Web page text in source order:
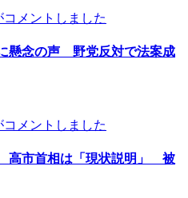
メントしました
懸念の声 野党反対で法案成
メントしました
高市首相は「現状説明」 被